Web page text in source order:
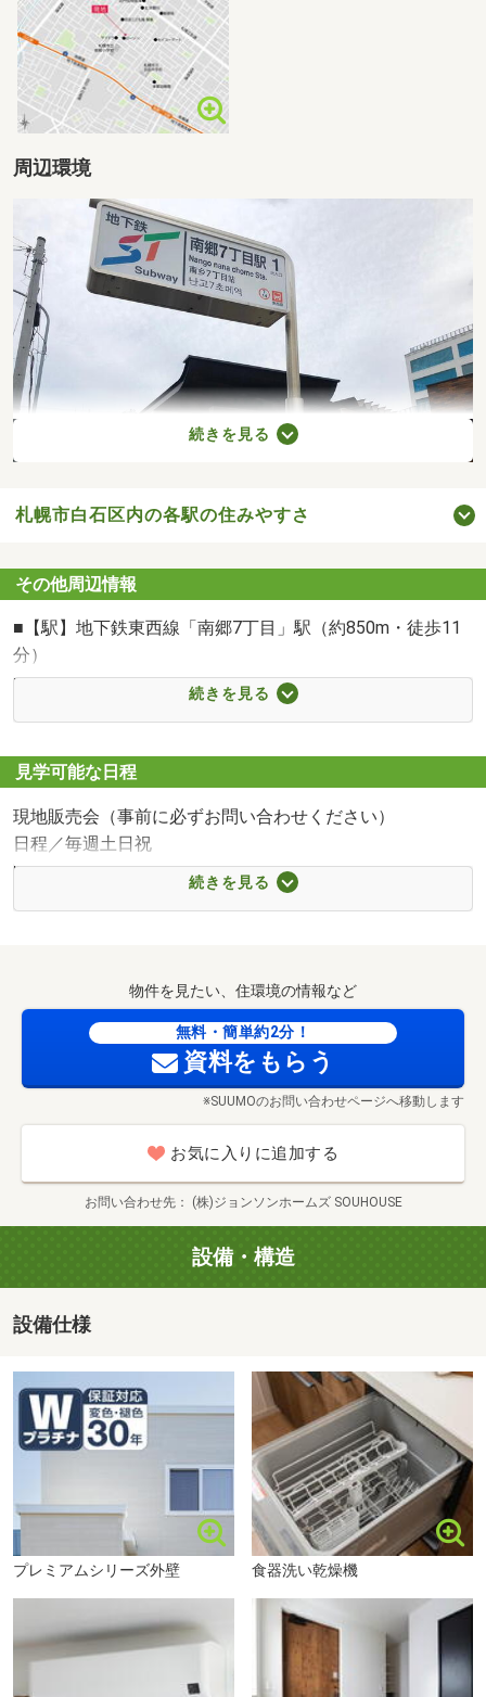
周辺環境
札幌市立白石中学校まで500m
続きを見る
札幌市白石区内の各駅の住みやすさ
その他周辺情報
■【駅】地下鉄東西線「南郷7丁目」駅（約850m・徒歩11
分）
■【駅】JR千歳・函館本線「白石」駅（約1100m・徒歩14
■【中学校】札幌市立白石中学校（約500m・徒歩7分）
■【幼稚園・保育園】認定こども園幌東保育園（約300m・
徒歩4分）
■【幼稚園・保育園】本郷幼稚園（約650m・徒歩9分）
■【スーパー】スーパーアークス白石店（約800m・徒歩10
■【コンビニ】ローソン札幌本郷通四丁目店（約130m・徒
歩2分）
■【コンビニ】セイコーマート本通5丁目店（約400m・徒
■【ドラッグストア】サツドラ本郷店（約180m・徒歩3
■【病院】医療法人社団信佑会吉田記念病院（約650m・徒
■【病院】社会医療法人北楡会札幌北楡病院（約900m・徒
歩12分）
■【郵便局】白石本通北郵便局（約400m・徒歩5分）
■【公園】てまり公園（約260m・徒歩4分）
続きを見る
見学可能な日程
現地販売会（事前に必ずお問い合わせください）
日程／毎週土日祝
時間／10:00～17:00
この物件を購入した場合の月々の返済はいくら？建物以外
に発生する費用は何かあるの？購入前の資金の疑問を一か
ら丁寧にご説明いたします。
■実際の建物を見学したい
完成済みの物件がある場合、そちらをご案内することが可
能です！仕様や内装は全物件同じなので、間取りが違って
も完成後のイメージがよりつきやすいです♪
さらに、SOUHOUSEのショールームでは、未完成物件のバ
ーチャル内覧や「第一種換気システム」の性能を体感でき
る専用ブースも！キッズルームやベビー休憩室も完備して
自分の希望エリアで、今後販売予定の物件は何かあるの？
対面でしかお伝えすることができない内容もございますの
で、ご見学と合わせてお気軽にお尋ねください！
外出を控えたいという方のために、オンラインでの相談も
承っております。
安心してマイホームを購入するために、スタッフがお手伝
いいたします。
小さなお悩みもお気軽にお問い合わせください♪
◎平日の相談もOKです！（毎週火・水定休日除く）
続きを見る
物件を見たい、住環境の情報など
無料・簡単約2分！
資料をもらう
※SUUMOのお問い合わせページへ移動します
お気に入りに追加する
お問い合わせ先 (株)ジョンソンホームズ SOUHOUSE
設備・構造
設備仕様
プレミアムシリーズ外壁 食器洗い乾燥機